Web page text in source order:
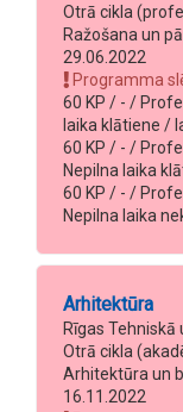
Otrā cikla
Ražošana un
29.06.2022
Programma
60 KP / - /
laika klātiene /
60 KP / - /
Nepilna laika
60 KP / - /
Nepilna laika
Arhitektūra
Rīgas
Otrā cikla
Arhitektūra un
16.11.2022